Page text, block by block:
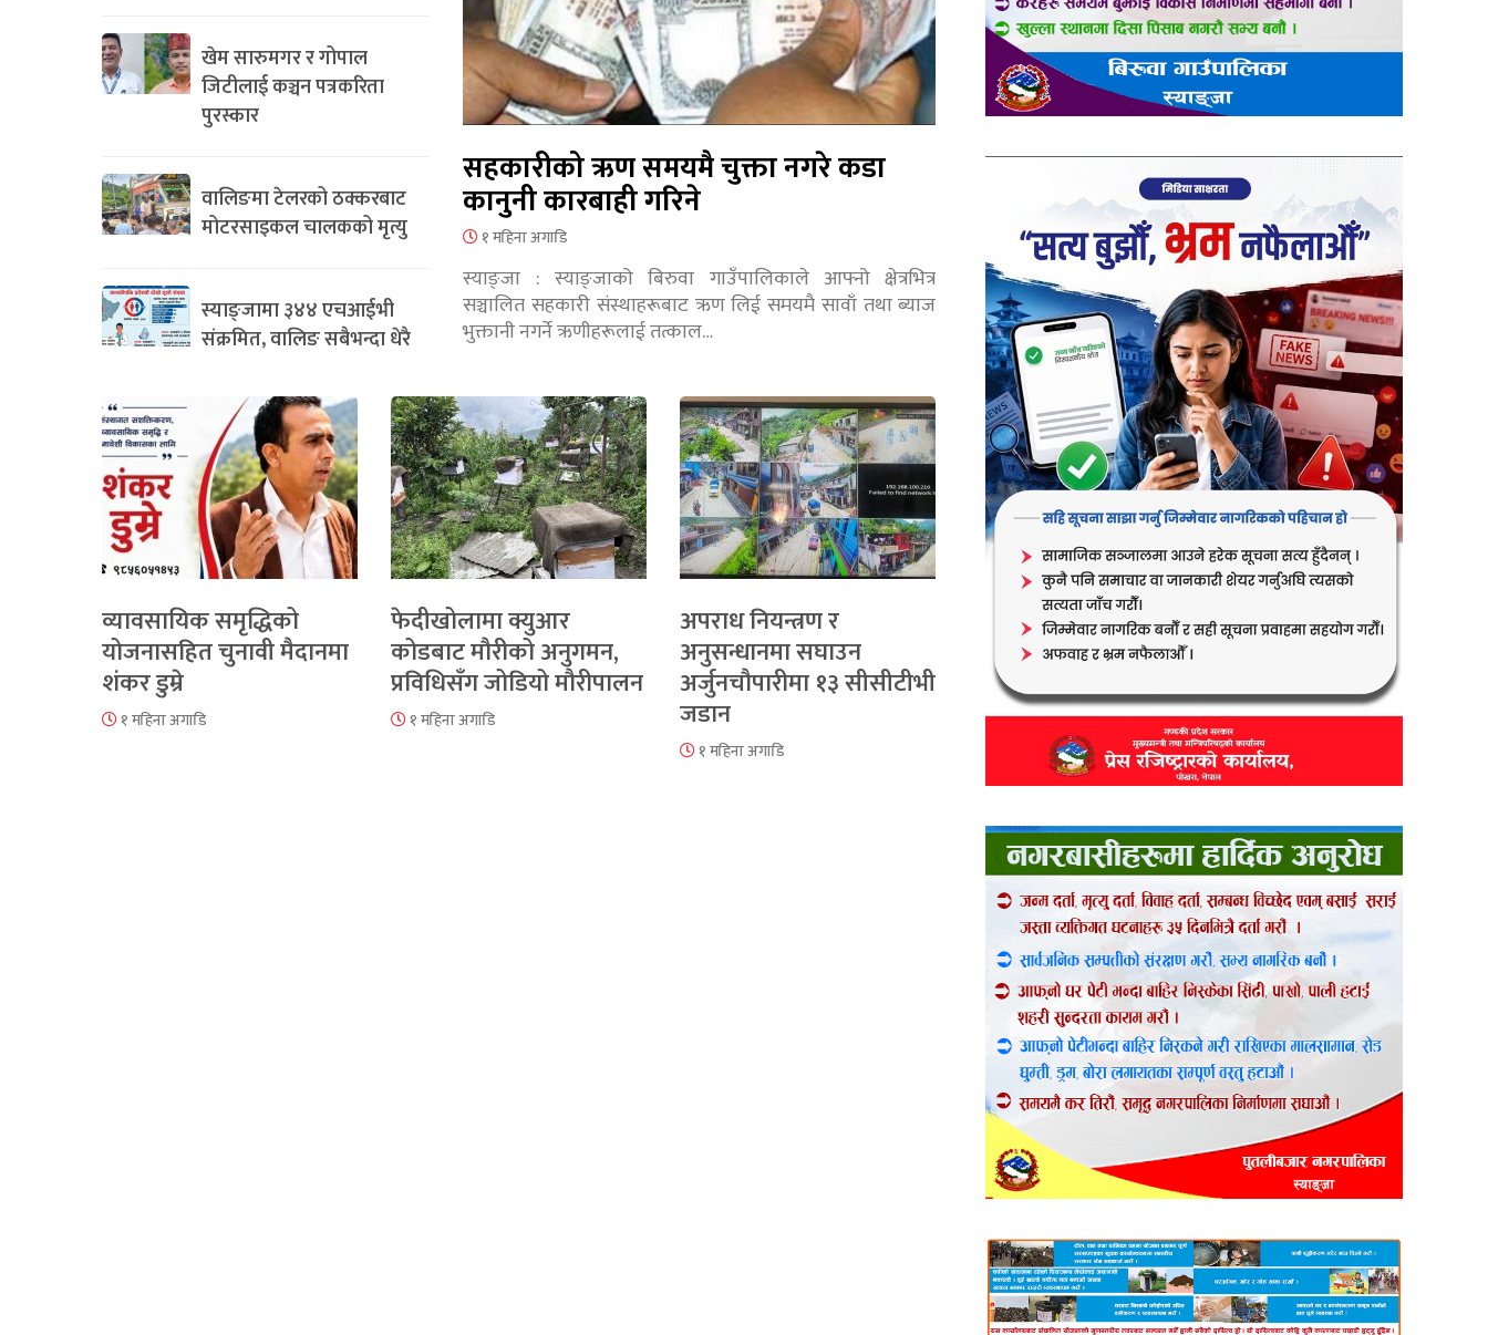
खेम सारुमगर र गोपाल
जिटीलाई कञ्चन पत्रकरिता
पुरस्कार
वालिङमा टेलरको ठक्करबाट
मोटरसाइकल चालकको मृत्यु
स्याङ्जामा ३४४ एचआईभी
संक्रमित, वालिङ सबैभन्दा धेरै
सहकारीको ऋण समयमै चुक्ता नगरे कडा
कानुनी कारबाही गरिने
१ महिना अगाडि
स्याङ्जा : स्याङ्जाको बिरुवा गाउँपालिकाले आफ्नो क्षेत्रभित्र
सञ्चालित सहकारी संस्थाहरूबाट ऋण लिई समयमै सावाँ तथा ब्याज
भुक्तानी नगर्ने ऋणीहरूलाई तत्काल…
व्यावसायिक समृद्धिको
योजनासहित चुनावी मैदानमा
शंकर डुम्रे
१ महिना अगाडि
फेदीखोलामा क्युआर
कोडबाट मौरीको अनुगमन,
प्रविधिसँग जोडियो मौरीपालन
१ महिना अगाडि
अपराध नियन्त्रण र
अनुसन्धानमा सघाउन
अर्जुनचौपारीमा १३ सीसीटीभी
जडान
१ महिना अगाडि